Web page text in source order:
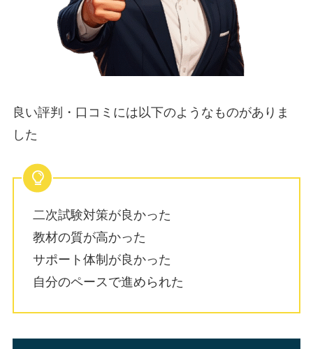
良い評判・口コミには以下のようなものがありま
した
二次試験対策が良かった
教材の質が高かった
サポート体制が良かった
自分のペースで進められた